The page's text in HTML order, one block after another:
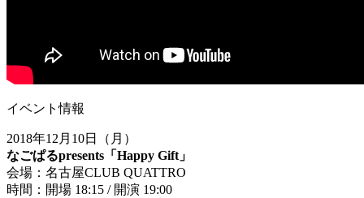
イベント情報
2018年12 月 10日（月）
なごぱるpresents 「 Happy Gift 」
会場：名古屋CLUB QUATTRO
時間：開場 18:15 / 開演 19:00